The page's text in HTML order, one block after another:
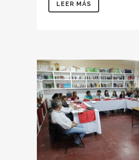
LEER MÁS